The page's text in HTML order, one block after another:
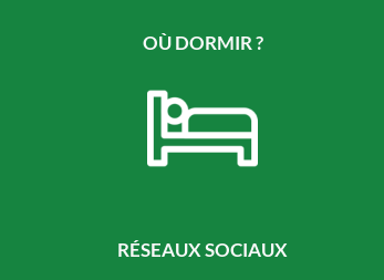
OÙ DORMIR ?
RÉSEAUX SOCIAUX